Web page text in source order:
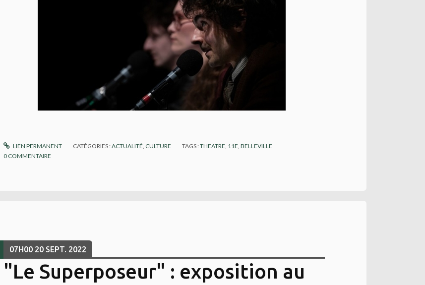
LIEN PERMANENT CATÉGORIES :ACTUALITÉ, CULTURE TAGS :THEATRE, 11E,BELLEVILLE
0 COMMENTAIRE
07H00 20 SEPT. 2022
"Le Superposeur" : exposition au